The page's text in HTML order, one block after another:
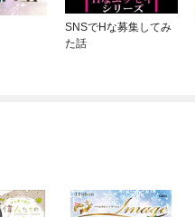
SNSでHな募集してみ
た話